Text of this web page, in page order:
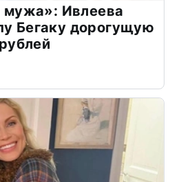
мужа»: Ивлеева
Бегаку дорогущую